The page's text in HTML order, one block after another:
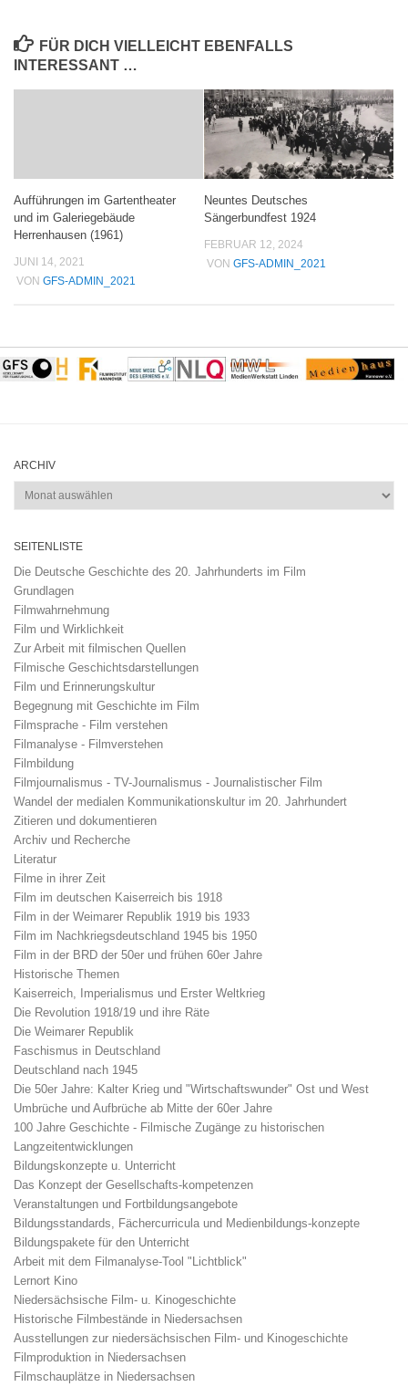
FÜR DICH VIELLEICHT EBENFALLS
INTERESSANT …
Aufführungen im Gartentheater
und im Galeriegebäude
Herrenhausen (1961)
JUNI 14, 2021
VON GFS-ADMIN_2021
Neuntes Deutsches
Sängerbundfest 1924
FEBRUAR 12, 2024
VON GFS-ADMIN_2021
ARCHIV
Archiv
SEITENLISTE
Die Deutsche Geschichte des 20. Jahrhunderts im Film
Grundlagen
Filmwahrnehmung
Film und Wirklichkeit
Zur Arbeit mit filmischen Quellen
Filmische Geschichtsdarstellungen
Film und Erinnerungskultur
Begegnung mit Geschichte im Film
Filmsprache - Film verstehen
Filmanalyse - Filmverstehen
Filmbildung
Filmjournalismus - TV-Journalismus - Journalistischer Film
Wandel der medialen Kommunikationskultur im 20. Jahrhundert
Zitieren und dokumentieren
Archiv und Recherche
Literatur
Filme in ihrer Zeit
Film im deutschen Kaiserreich bis 1918
Film in der Weimarer Republik 1919 bis 1933
Film im Nachkriegsdeutschland 1945 bis 1950
Film in der BRD der 50er und frühen 60er Jahre
Historische Themen
Kaiserreich, Imperialismus und Erster Weltkrieg
Die Revolution 1918/19 und ihre Räte
Die Weimarer Republik
Faschismus in Deutschland
Deutschland nach 1945
Die 50er Jahre: Kalter Krieg und "Wirtschaftswunder" Ost und West
Umbrüche und Aufbrüche ab Mitte der 60er Jahre
100 Jahre Geschichte - Filmische Zugänge zu historischen
Langzeitentwicklungen
Bildungskonzepte u. Unterricht
Das Konzept der Gesellschafts-kompetenzen
Veranstaltungen und Fortbildungsangebote
Bildungsstandards, Fächercurricula und Medienbildungs-konzepte
Bildungspakete für den Unterricht
Arbeit mit dem Filmanalyse-Tool "Lichtblick"
Lernort Kino
Niedersächsische Film- u. Kinogeschichte
Historische Filmbestände in Niedersachsen
Ausstellungen zur niedersächsischen Film- und Kinogeschichte
Filmproduktion in Niedersachsen
Filmschauplätze in Niedersachsen